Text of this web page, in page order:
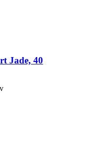
Jade, 40